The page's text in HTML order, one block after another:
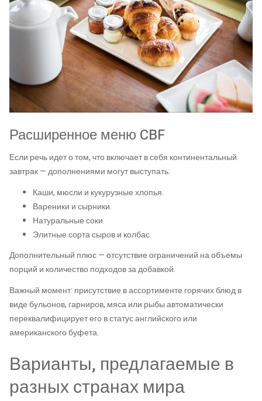
Расширенное меню CBF
Если речь идет о том, что включает в себя континентальный
завтрак — дополнениями могут выступать:
Каши, мюсли и кукурузные хлопья.
Вареники и сырники.
Натуральные соки.
Элитные сорта сыров и колбас.
Дополнительный плюс — отсутствие ограничений на объемы
порций и количество подходов за добавкой.
Важный момент: присутствие в ассортименте горячих блюд в
виде бульонов, гарниров, мяса или рыбы автоматически
переквалифицирует его в статус английского или
американского буфета.
Варианты, предлагаемые в
разных странах мира